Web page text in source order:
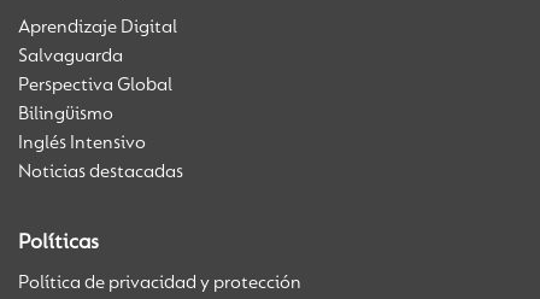
Aprendizaje Digital
Salvaguarda
Perspectiva Global
Bilingüismo
Inglés Intensivo
Noticias destacadas
Políticas
Política de privacidad y protección